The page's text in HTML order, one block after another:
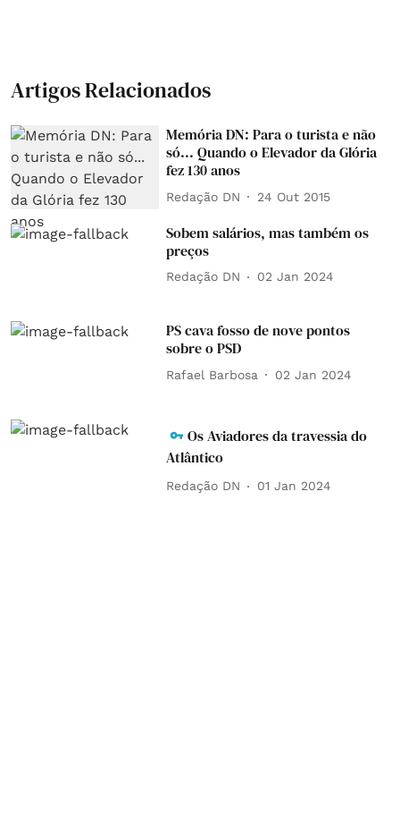
Artigos Relacionados
Memória DN: Para o turista e não
só... Quando o Elevador da Glória
fez 130 anos
Redação DN 24 Out 2015
Sobem salários, mas também os
preços
Redação DN 02 Jan 2024
PS cava fosso de nove pontos
sobre o PSD
Rafael Barbosa 02 Jan 2024
Os Aviadores da travessia do
Atlântico
Redação DN 01 Jan 2024